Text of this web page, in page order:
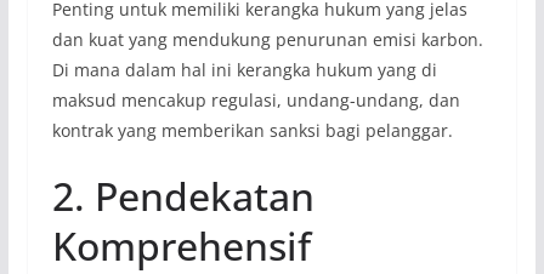
Penting untuk memiliki kerangka hukum yang jelas
dan kuat yang mendukung penurunan emisi karbon.
Di mana dalam hal ini kerangka hukum yang di
maksud mencakup regulasi, undang-undang, dan
kontrak yang memberikan sanksi bagi pelanggar.
2. Pendekatan
Komprehensif